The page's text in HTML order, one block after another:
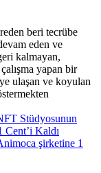
beri tecrübe
eden ve
kalmayan,
yapan bir
ulaşan ve koyulan
Stüdyosunun
Cent’i Kaldı
şirketine 1